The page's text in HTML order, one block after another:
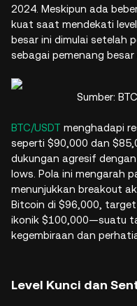
2024. Meskipun ada
kuat saat mendekati
besar ini dimulai setelah
sebagai pemenang
Sumber:
BTC/USDT menghadapi
seperti $90,000 dan
dukungan agresif
lows. Pola ini mengarah
menunjukkan breakout
Bitcoin di $96,000,
ikonik $100,000—suatu
kegembiraan dan
Level Kunci dan